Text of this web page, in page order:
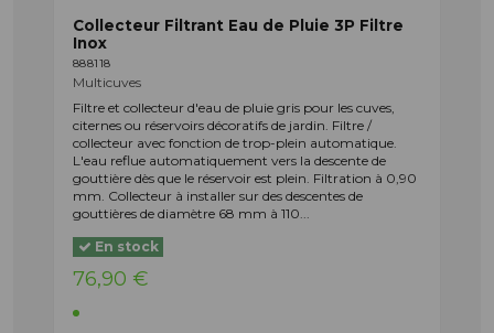
Collecteur Filtrant Eau de Pluie 3P Filtre
Inox
888118
Multicuves
Filtre et collecteur d'eau de pluie gris pour les cuves,
citernes ou réservoirs décoratifs de jardin. Filtre /
collecteur avec fonction de trop-plein automatique.
L'eau reflue automatiquement vers la descente de
gouttière dès que le réservoir est plein. Filtration à 0,90
mm. Collecteur à installer sur des descentes de
gouttières de diamètre 68 mm à 110...
En stock
76,90 €